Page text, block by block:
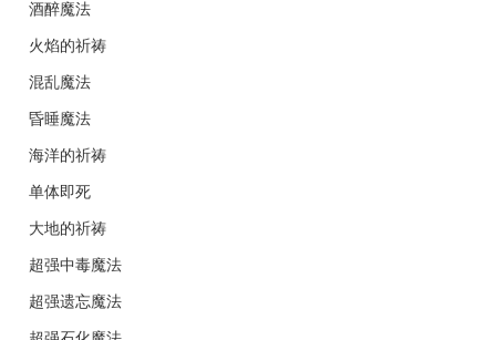
酒醉魔法
火焰的祈祷
混乱魔法
昏睡魔法
海洋的祈祷
单体即死
大地的祈祷
超强中毒魔法
超强遗忘魔法